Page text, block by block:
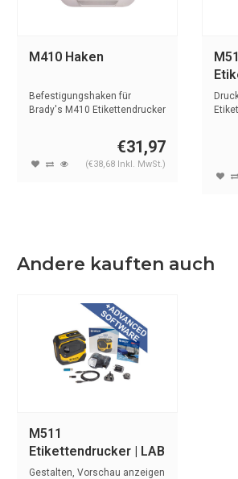
M410 Haken
Befestigungshaken für
Brady's M410 Etikettendrucker
€31,97
(€38,68 Inkl. MwSt.)
Andere kauften auch
M511
Etikettendrucker | LAB
Suite
Gestalten, Vorschau anzeigen